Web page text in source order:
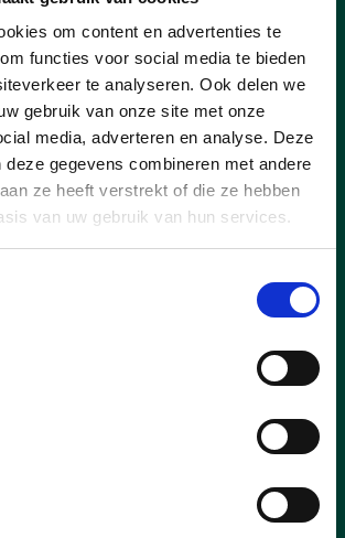
om content en advertenties te
functies voor social media te bieden
te analyseren. Ook delen we
gebruik van onze site met onze
media, adverteren en analyse. Deze
deze gegevens combineren met andere
ze heeft verstrekt of die ze hebben
van uw gebruik van hun services.
concessionaris voor
voor de inwoners van Klein-
uitbreiding voor heel Laakdal.
uitbater voor
Capellebeemden
Well’Air Dynamics
achter onder andere
en Schepenen
GERDA BROECKX
TINE GIELIS